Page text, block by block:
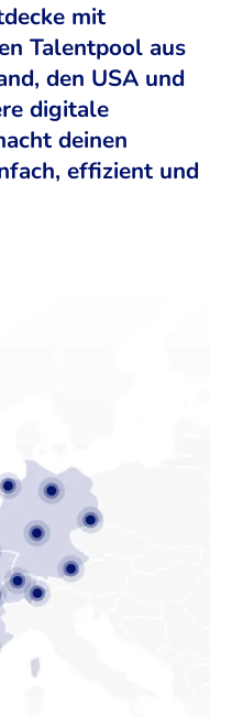
mit
Talentpool aus
den USA und
digitale
deinen
effizient und